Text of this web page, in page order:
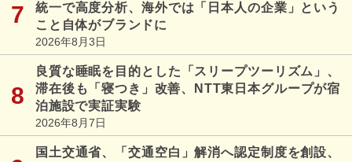
統一で高度分析、海外では「日本人の企業」という
こと自体がブランドに
2026年8月3日
良質な睡眠を目的とした「スリープツーリズム」、
滞在後も「寝つき」改善、NTT東日本グループが宿
泊施設で実証実験
2026年8月7日
国土交通省、「交通空白」解消へ認定制度を創設、